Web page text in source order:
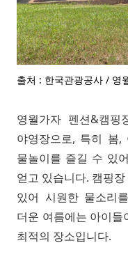
출처 : 한국관광공사 / 영
영월가자 펜션&캠
야영장으로, 특히 봄
물놀이를 즐길 수 있
얻고 있습니다. 캠핑
있어 시원한 물소리
더운 여름에는 아이
최적의 장소입니다.